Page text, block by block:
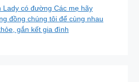
Lady có đường Các mẹ hãy
đồng chúng tôi để cùng nhau
gắn kết gia đình